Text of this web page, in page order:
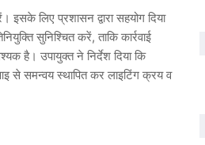
लिए प्रशासन द्वारा सहयोग दिया
सुनिश्चित करें, ताकि कार्रवाई
है। उपायुक्त ने निर्देश दिया कि
से समन्वय स्थापित कर लाइटिंग क्रय व